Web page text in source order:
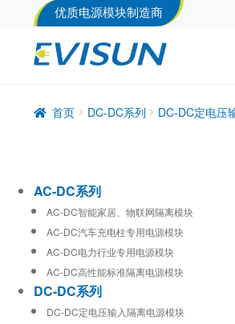
优质电源模块制造商
首页 DC-DC系列 DC-DC定电压
AC-DC系列
AC-DC智能家居、物联网隔离模块
AC-DC汽车充电柱专用电源模块
AC-DC电力行业专用电源模块
AC-DC高性能标准隔离电源模块
DC-DC系列
DC-DC定电压输入隔离电源模块